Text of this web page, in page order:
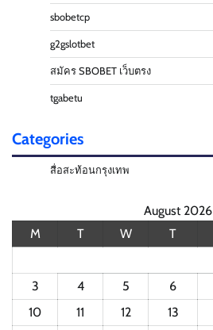
sbobetcp
g2gslotbet
สมัคร SBOBET เว็บตรง
tgabetu
Categories
สื่อสะท้อนกรุงเทพ
August 2026
M
T W T
3
4 5 6
10
11 12 13